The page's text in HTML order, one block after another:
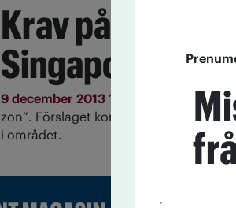
Krav på
Singapore
9 december 2013 ”Gör området Little
zon”. Förslaget kommer från
i området.